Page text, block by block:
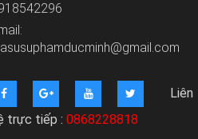
Liên
trực tiếp : 0868228818